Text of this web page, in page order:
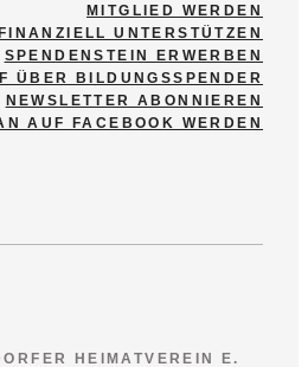
MITGLIED WERDEN
UNTERSTÜTZEN
SPENDENSTEIN ERWERBEN
ÜBER BILDUNGSSPENDER
NEWSLETTER ABONNIEREN
AUF FACEBOOK WERDEN
HEIMATVEREIN E.